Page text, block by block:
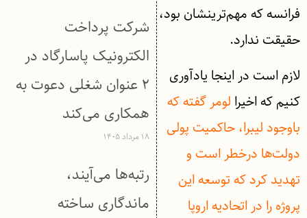
فرانسه که مهم‌ترینشان بود،
حقیقت ندارد.
لازم است در اینجا یادآوری
کنیم که اخیرا لومر گفته که
باوجود لیبرا، حاکمیت پولی
دولت‌ها درخطر است و
تهدید کرد که توسعه این
پروژه را در اتحادیه اروپا
شرکت پرداخت
الکترونیک پاسارگاد در
۲ عنوان شغلی دعوت به
همکاری می‌کند
۱۸ مرداد ۱۴۰۵
رتبه‌ها می‌آیند،
ماندگاری ساخته